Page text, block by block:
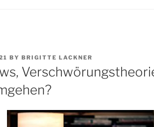
BY BRIGITTE LACKNER